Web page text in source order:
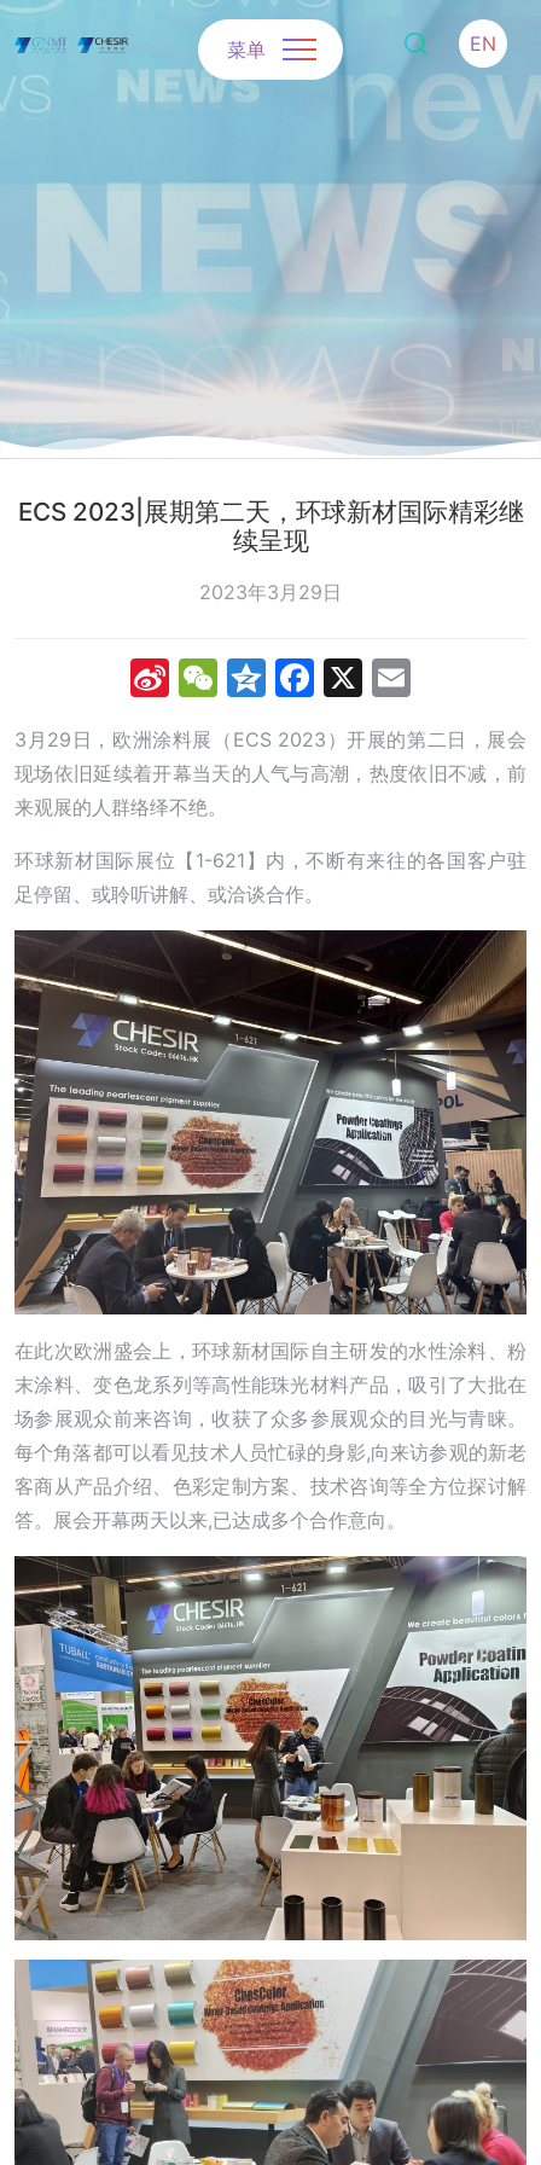
EN
菜单
ECS 2023|展期第二天，环球新材国际精彩继
续呈现
2023年3月29日
SinaWeChat
Qzone
Facebook
X
3月29日，欧洲涂料展（ECS 2023）开展的第二日，展会
现场依旧延续着开幕当天的人气与高潮，热度依旧不减，前
来观展的人群络绎不绝。
环球新材国际展位【1-621】内，不断有来往的各国客户驻
足停留、或聆听讲解、或洽谈合作。
在此次欧洲盛会上，环球新材国际自主研发的水性涂料、粉
末涂料、变色龙系列等高性能珠光材料产品，吸引了大批在
场参展观众前来咨询，收获了众多参展观众的目光与青睐。
每个角落都可以看见技术人员忙碌的身影,向来访参观的新老
客商从产品介绍、色彩定制方案、技术咨询等全方位探讨解
答。展会开幕两天以来,已达成多个合作意向。